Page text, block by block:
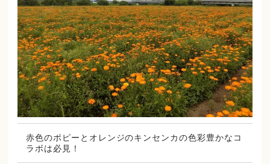
赤色のポピーとオレンジのキンセンカの色彩豊かなコ
ラボは必見！